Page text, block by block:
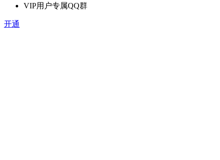
VIP用户专属QQ群
开通